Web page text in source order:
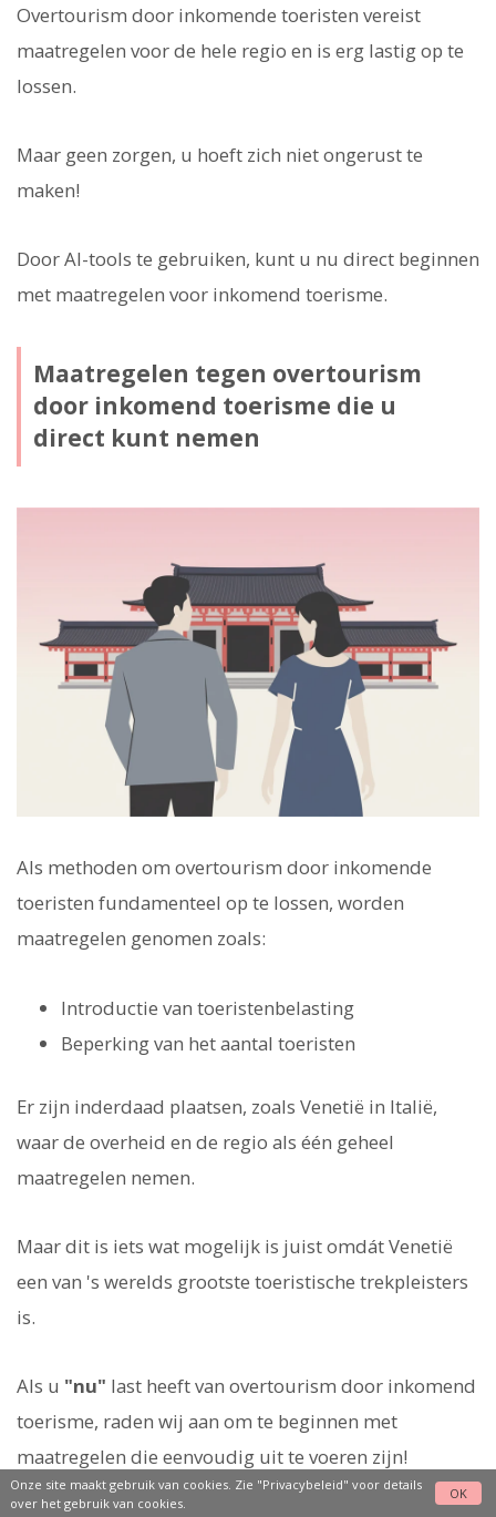
Overtourism door inkomende toeristen vereist
maatregelen voor de hele regio en is erg lastig op te
lossen.
Maar geen zorgen, u hoeft zich niet ongerust te
maken!
Door AI-tools te gebruiken, kunt u nu direct beginnen
met maatregelen voor inkomend toerisme.
Maatregelen tegen overtourism
door inkomend toerisme die u
direct kunt nemen
Als methoden om overtourism door inkomende
toeristen fundamenteel op te lossen, worden
maatregelen genomen zoals:
Introductie van toeristenbelasting
Beperking van het aantal toeristen
Er zijn inderdaad plaatsen, zoals Venetië in Italië,
waar de overheid en de regio als één geheel
maatregelen nemen.
Maar dit is iets wat mogelijk is juist omdát Venetië
een van 's werelds grootste toeristische trekpleisters
is.
Als u "nu" last heeft van overtourism door inkomend
toerisme, raden wij aan om te beginnen met
maatregelen die eenvoudig uit te voeren zijn!
Onze site maakt gebruik van cookies. Zie "Privacybeleid" voor details
over het gebruik van cookies.
OK